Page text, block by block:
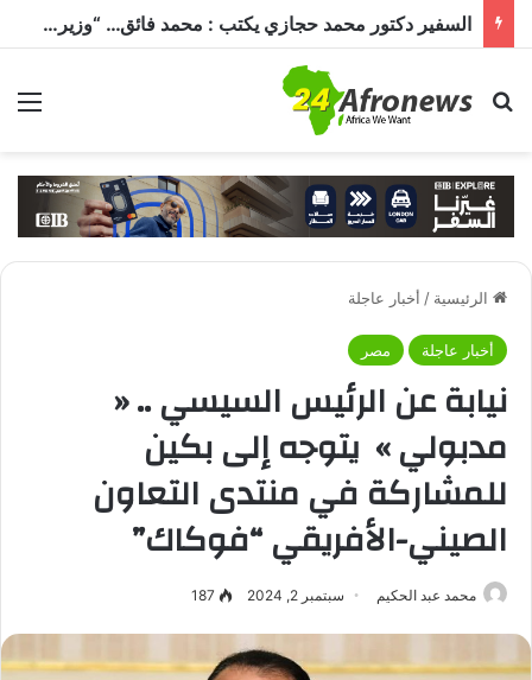
السفير دكتور محمد حجازي يكتب : محمد فائق… “وزير إفريقيا” الذي حمل رسالة القاهرة إلى القارة السمراء
بحث عن
الرئيسية / أخبار عاجلة
أخبار عاجلة مصر
نيابة عن الرئيس السيسي .. «
مدبولي » يتوجه إلى بكين
للمشاركة في منتدى التعاون
الصيني-الأفريقي “فوكاك”
محمد عبد الحكيم سبتمبر 2, 2024 187